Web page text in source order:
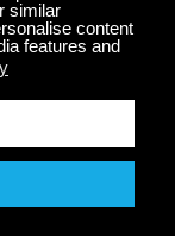
insieme alla
numero tra 1
riprodotti